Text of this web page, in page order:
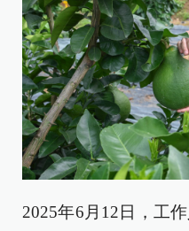
2025年6月12日，工